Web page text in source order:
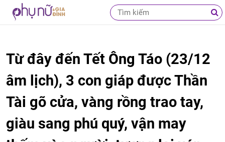
Từ đây đến Tết Ông Táo (23/12
âm lịch), 3 con giáp được Thần
Tài gõ cửa, vàng rồng trao tay,
giàu sang phú quý, vận may